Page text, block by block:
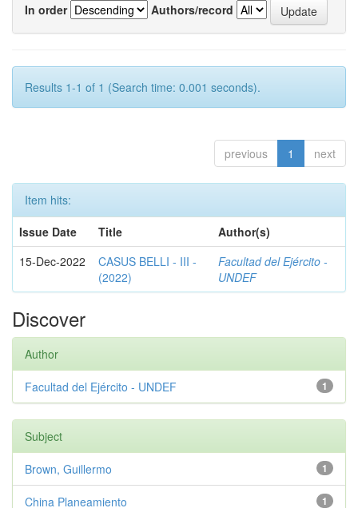
In order
Authors/record
Results 1-1 of 1 (Search time: 0.001 seconds).
previous 1 next
Item hits:
Issue Date
Title
Author(s)
15-Dec-2022
CASUS BELLI - III -
(2022)
Facultad del Ejército -
UNDEF
Discover
Author
1
Facultad del Ejército - UNDEF
Subject
1
Brown, Guillermo
1
China Planeamiento